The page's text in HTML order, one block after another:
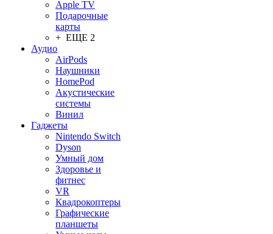
Apple TV
Подарочные
карты
+ ЕЩЕ 2
Аудио
AirPods
Наушники
HomePod
Акустические
системы
Винил
Гаджеты
Nintendo Switch
Dyson
Умный дом
Здоровье и
фитнес
VR
Квадрокоптеры
Графические
планшеты